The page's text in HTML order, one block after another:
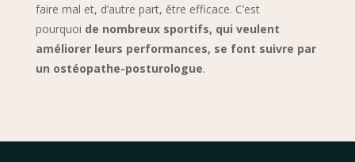
faire mal et, d’autre part, être efficace. C’est
pourquoi de nombreux sportifs, qui veulent
améliorer leurs performances, se font suivre par
un ostéopathe-posturologue.